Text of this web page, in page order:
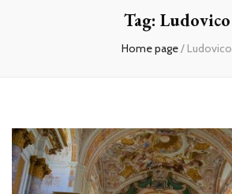
Tag: Ludovico
Home page/ Ludovico